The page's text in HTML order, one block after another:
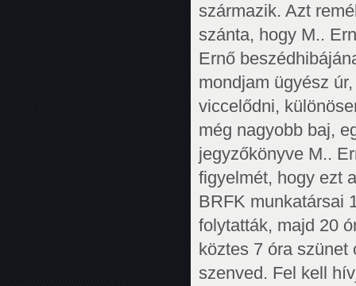
származik. Azt
szánta, hogy M..
Ernő
mondjam ügyész
viccelődni,
még nagyobb baj,
jegyzőkönyve M..
figyelmét, hogy ezt
BRFK munkatársai
folytatták, majd 20
köztes 7 óra
szenved. Fel kell